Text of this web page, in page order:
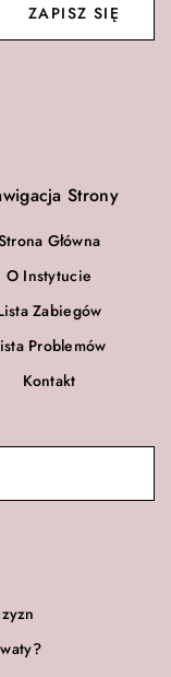
Strony
Główna
O Instytucie
Zabiegów
Problemów
Kontakt